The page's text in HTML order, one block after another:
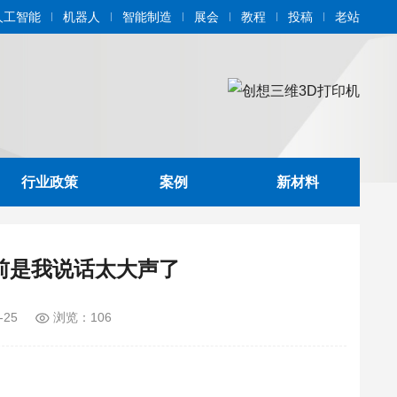
工智能 机器人 智能制造 展会 教程 投稿 老站
行业政策 案例 新材料
是我说话太大声了
25 浏览：106